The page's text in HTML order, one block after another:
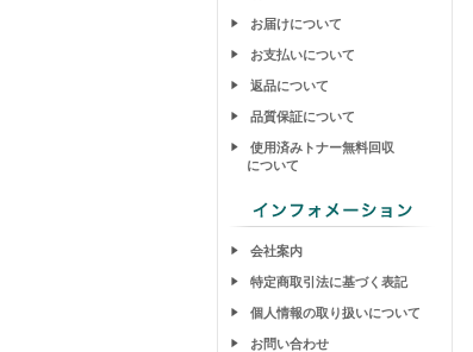
お届けについて
お支払いについて
返品について
品質保証について
使用済みトナー無料回収
について
会社案内
特定商取引法に基づく表記
個人情報の取り扱いについて
お問い合わせ